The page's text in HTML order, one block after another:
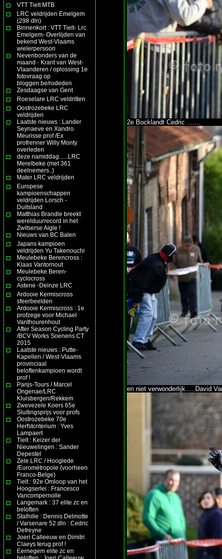
VTT Tielt MTB
LRC veldrijden Emelgem
(298 dln)
Binnenkort : VTT Tielt- Lrc
Emelgem- Overlijden van
bekend West-Vlaams
wielerpersoon
Nevenbonders van de
maand - Krant van West-
Vlaanderen / oplossing 1e
fotovraag op
bloggen.be/rodeden
Zesdaagse van Gent
Roeselare LRC veldritten
Oostrozebeke LRC
veldrijden
Laatste nieuws : Lander
Seynaeve en Xandro
Meurisse prof /Ex
profrenner Willy Monty
overleden
deze namiddag......LRC
Merelbeke (met 361
deelnemers..)
Mater LRC veldrijden
Europese
kampioenschappen
veldrijden Lorsch -
Duitsland
Matthias Brandle breekt
werelduurrecord in het
Zwitserse Aigle !
Nieuws van BC Balen
Japans kampioen
veldrijden Yu Takenouchi
Meulebeke Berencross :
Klaas Vantornout
Meulebeke Beren-
cyclocross
Astene -Deinze LRC
Ardooie Kermiscross
sfeerbeelden
Ardooie Kermiscross : 1e
profzege voor Michael
Vanthourenhout
After Season Cycling Party
/BCV Works Soenens CT
2015
Laatste nieuws : Putte-
Kapellen / West-Vlaams
provinciaal
beloftenkampioen wordt
prof !
Parijs-Tours / Marcel
Ongenae/LRC
Kluisbergen/Rekkem
Zwevezele Koers 65e
Sluitingsprijs voor profs
Oostrozebeke 70e
Herfstcriterium : Yves
Lampaert
Tielt : Keizer der
Nieuwelingen : Sander
Depestel
Zele LRC / Hooglede
/Eurométropole (voorheen
Franco-Belge)
Tielt : 92e Omloop van het
Hoogserlei : Francesco
Vancompernolle
Langemark : 37 elite zc en
beloften
Stalhille : Dennis Delmotte
/ Varsenare 52 dln : Cedric
Defreyne
Joeri Calleeuw en Dimitri
Claeys terug prof !
Eernegem elite zc en
2e Bocklandt Cedric .......
en niet verwonderlijk.....David